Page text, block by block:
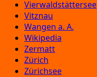
Vierwaldstättersee
Vitznau
Wangen a. A.
Wikipedia
Zermatt
Zürich
Zürichsee